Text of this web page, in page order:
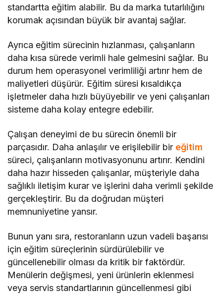
standartta eğitim alabilir. Bu da marka tutarlılığını
korumak açısından büyük bir avantaj sağlar.
Ayrıca eğitim sürecinin hızlanması, çalışanların
daha kısa sürede verimli hale gelmesini sağlar. Bu
durum hem operasyonel verimliliği artırır hem de
maliyetleri düşürür. Eğitim süresi kısaldıkça
işletmeler daha hızlı büyüyebilir ve yeni çalışanları
sisteme daha kolay entegre edebilir.
Çalışan deneyimi de bu sürecin önemli bir
parçasıdır. Daha anlaşılır ve erişilebilir bir eğitim
süreci, çalışanların motivasyonunu artırır. Kendini
daha hazır hisseden çalışanlar, müşteriyle daha
sağlıklı iletişim kurar ve işlerini daha verimli şekilde
gerçekleştirir. Bu da doğrudan müşteri
memnuniyetine yansır.
Bunun yanı sıra, restoranların uzun vadeli başarısı
için eğitim süreçlerinin sürdürülebilir ve
güncellenebilir olması da kritik bir faktördür.
Menülerin değişmesi, yeni ürünlerin eklenmesi
veya servis standartlarının güncellenmesi gibi